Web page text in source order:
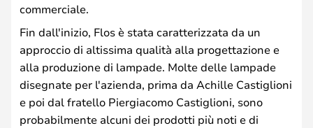
commerciale.
Fin dall'inizio, Flos è stata caratterizzata da un
approccio di altissima qualità alla progettazione e
alla produzione di lampade. Molte delle lampade
disegnate per l'azienda, prima da Achille Castiglioni
e poi dal fratello Piergiacomo Castiglioni, sono
probabilmente alcuni dei prodotti più noti e di